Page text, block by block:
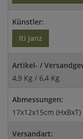
Künstler:
Iti Janz
Artikel- /
4,9 Kg / 6,4 Kg
Abmessungen:
17x12x15cm (HxBxT)
Versandart: